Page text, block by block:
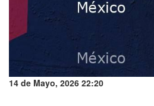
14 de Mayo, 2026 22:20